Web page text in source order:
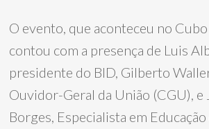
O evento, que aconteceu no Cubo
contou com a presença de Luis
presidente do BID, Gilberto
Ouvidor-Geral da União (CGU), e
Borges, Especialista em Educação